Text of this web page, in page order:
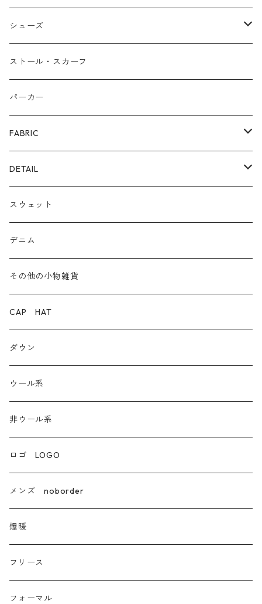
バングル
ピアス/イヤリング
リング
本革
布帛
カゴ
ファー
ECOレザー/ファー/ムートン
シューズ
サンダル/ミュール
スニーカー/カジュアルシューズ
パンプス/綺麗めシューズ
ブーツ
ストール・スカーフ
パーカー
FABRIC
裏毛スウェット
爆暖フリース裏起毛
ボア
デニム
ダウン
ダンガリー
ウール系
非ウール系
エコレザー合成皮革
カシミア
ラクーン フェレット フォックス
モヘア
モチッとニット
DETAIL
ロゴ
前後２WAY
スウェット
デニム
その他の小物雑貨
CAP HAT
ダウン
ウール系
非ウール系
ロゴ LOGO
メンズ noborder
爆暖
フリース
フォーマル